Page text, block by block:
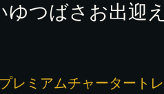
ゆつばさお出迎
プレミアムチャータート